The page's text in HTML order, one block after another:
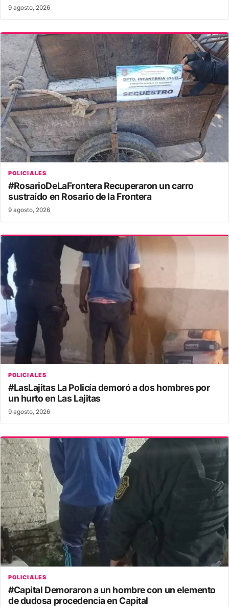
9 agosto, 2026
POLICIALES
#RosarioDeLaFrontera Recuperaron un carro
sustraído en Rosario de la Frontera
9 agosto, 2026
POLICIALES
#LasLajitas La Policía demoró a dos hombres por
un hurto en Las Lajitas
9 agosto, 2026
POLICIALES
#Capital Demoraron a un hombre con un elemento
de dudosa procedencia en Capital